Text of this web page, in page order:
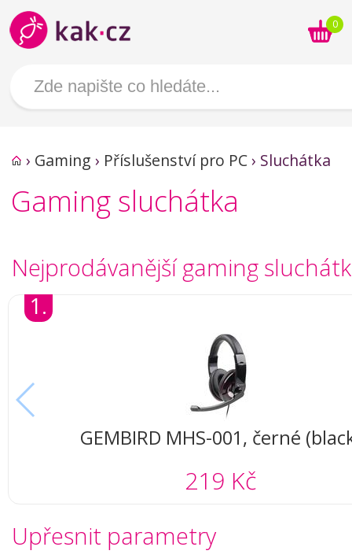
0
› Gaming › Příslušenství pro PC› Sluchátka
Gaming sluchátka
Nejprodávanější gaming
1.
GEMBIRD MHS-001, černé
219 Kč
Upřesnit parametry